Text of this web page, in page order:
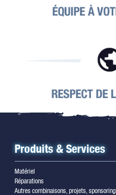
Produits & Services
Matériel
Réparations
Autres combinaisons, projets, sponsoring